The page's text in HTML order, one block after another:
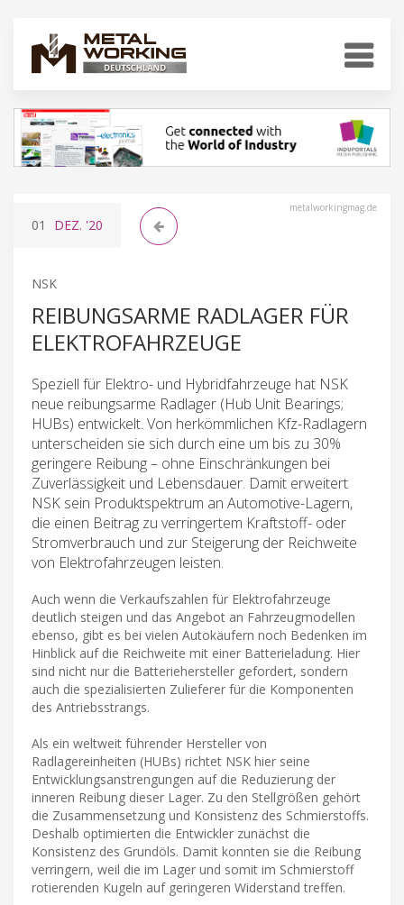
metalworkingmag.de
01 DEZ. '20
NSK
REIBUNGSARME RADLAGER FÜR
ELEKTROFAHRZEUGE
Speziell für Elektro- und Hybridfahrzeuge hat NSK
neue reibungsarme Radlager (Hub Unit Bearings;
HUBs) entwickelt. Von herkömmlichen Kfz-Radlagern
unterscheiden sie sich durch eine um bis zu 30%
geringere Reibung – ohne Einschränkungen bei
Zuverlässigkeit und Lebensdauer. Damit erweitert
NSK sein Produktspektrum an Automotive-Lagern,
die einen Beitrag zu verringertem Kraftstoff- oder
Stromverbrauch und zur Steigerung der Reichweite
von Elektrofahrzeugen leisten.
Auch wenn die Verkaufszahlen für Elektrofahrzeuge
deutlich steigen und das Angebot an Fahrzeugmodellen
ebenso, gibt es bei vielen Autokäufern noch Bedenken im
Hinblick auf die Reichweite mit einer Batterieladung. Hier
sind nicht nur die Batteriehersteller gefordert, sondern
auch die spezialisierten Zulieferer für die Komponenten
des Antriebsstrangs.
Als ein weltweit führender Hersteller von
Radlagereinheiten (HUBs) richtet NSK hier seine
Entwicklungsanstrengungen auf die Reduzierung der
inneren Reibung dieser Lager. Zu den Stellgrößen gehört
die Zusammensetzung und Konsistenz des Schmierstoffs.
Deshalb optimierten die Entwickler zunächst die
Konsistenz des Grundöls. Damit konnten sie die Reibung
verringern, weil die im Lager und somit im Schmierstoff
rotierenden Kugeln auf geringeren Widerstand treffen.